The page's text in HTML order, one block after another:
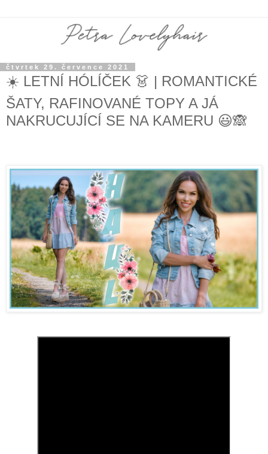
čtvrtek 29. července 2021
☀️ LETNÍ HÓLÍČEK 👗 | ROMANTICKÉ
ŠATY, RAFINOVANÉ TOPY A JÁ
NAKRUCUJÍCÍ SE NA KAMERU 😃🙈